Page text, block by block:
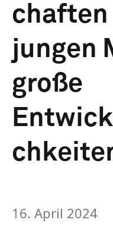
chaften
jungen
große
16. April 2024